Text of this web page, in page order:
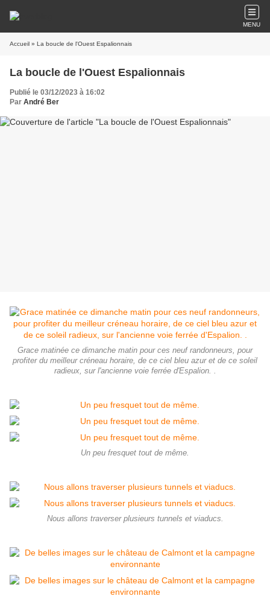
MENU
Accueil » La boucle de l'Ouest Espalionnais
La boucle de l'Ouest Espalionnais
Publié le 03/12/2023 à 16:02
Par André Ber
Grace matinée ce dimanche matin pour ces neuf randonneurs, pour
profiter du meilleur créneau horaire, de ce ciel bleu azur et de ce soleil
radieux, sur l'ancienne voie ferrée d'Espalion. .
Un peu fresquet tout de même.
Nous allons traverser plusieurs tunnels et viaducs.